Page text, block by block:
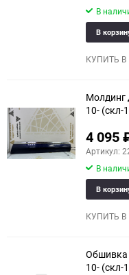
В
В
КУПИТЬ В
еще 6 фото
Молдинг
10- (скл-
4 095
Артикул:
В
В
КУПИТЬ В
Обшивка
10- (скл-